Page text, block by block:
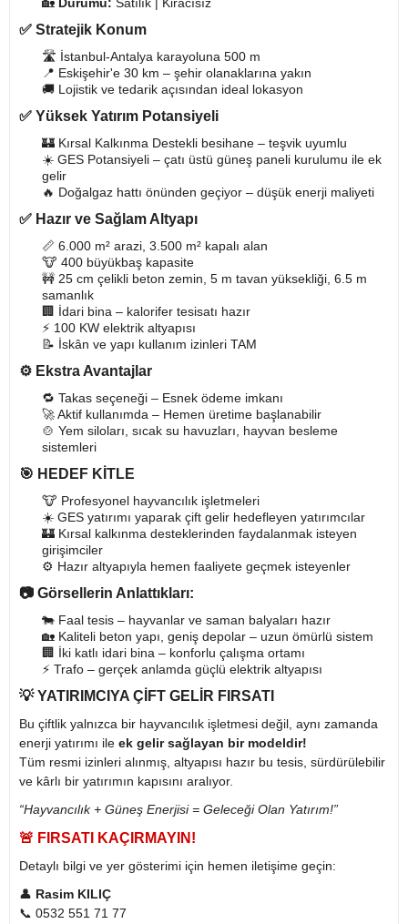
✅ Stratejik Konum
🛣️ İstanbul-Antalya karayoluna 500 m
📍 Eskişehir'e 30 km – şehir olanaklarına yakın
🚚 Lojistik ve tedarik açısından ideal lokasyon
✅ Yüksek Yatırım Potansiyeli
🏰️ Kırsal Kalkınma Destekli besihane – teşvik uyumlu
☀️ GES Potansiyeli – çatı üstü güneş paneli kurulumu ile ek
gelir
🔥 Doğalgaz hattı önünden geçiyor – düşük enerji maliyeti
✅ Hazır ve Sağlam Altyapı
📏 6.000 m² arazi, 3.500 m² kapalı alan
🐮 400 büyükbaş kapasite
🚧 25 cm çelikli beton zemin, 5 m tavan yüksekliği, 6.5 m
samanlık
🏢 İdari bina – kalorifer tesisatı hazır
⚡ 100 KW elektrik altyapısı
📝 İskân ve yapı kullanım izinleri TAM
⚙️ Ekstra Avantajlar
🔁 Takas seçeneği – Esnek ödeme imkanı
🚀 Aktif kullanımda – Hemen üretime başlanabilir
🍲️ Yem siloları, sıcak su havuzları, hayvan besleme
sistemleri
🎯 HEDEF KİTLE
🐮 Profesyonel hayvancılık işletmeleri
☀️ GES yatırımı yaparak çift gelir hedefleyen yatırımcılar
🏰️ Kırsal kalkınma desteklerinden faydalanmak isteyen
girişimciler
⚙️ Hazır altyapıyla hemen faaliyete geçmek isteyenler
📷 Görsellerin Anlattıkları:
🐄 Faal tesis – hayvanlar ve saman balyaları hazır
🏡 Kaliteli beton yapı, geniş depolar – uzun ömürlü sistem
🏢 İki katlı idari bina – konforlu çalışma ortamı
⚡ Trafo – gerçek anlamda güçlü elektrik altyapısı
💡YATIRIMCIYA ÇİFT GELİR FIRSATI
Bu çiftlik yalnızca bir hayvancılık işletmesi değil, aynı zamanda
enerji yatırımı ile ek gelir sağlayan bir modeldir!
Tüm resmi izinleri alınmış, altyapısı hazır bu tesis, sürdürülebilir
ve kârlı bir yatırımın kapısını aralıyor.
“Hayvancılık + Güneş Enerjisi = Geleceği Olan Yatırım!”
🚨 FIRSATI KAÇIRMAYIN!
Detaylı bilgi ve yer gösterimi için hemen iletişime geçin:
👤 Rasim KILIÇ
📞 0532 551 71 77